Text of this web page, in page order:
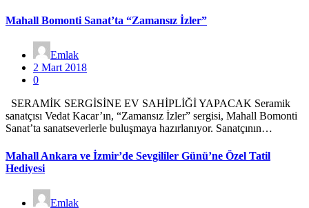
Mahall Bomonti Sanat’ta “Zamansız İzler”
Emlak
2 Mart 2018
0
SERAMİK SERGİSİNE EV SAHİPLİĞİ YAPACAK Seramik
sanatçısı Vedat Kacar’ın, “Zamansız İzler” sergisi, Mahall Bomonti
Sanat’ta sanatseverlerle buluşmaya hazırlanıyor. Sanatçının…
Mahall Ankara ve İzmir’de Sevgililer Günü’ne Özel Tatil
Hediyesi
Emlak